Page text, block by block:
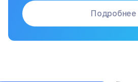
Подробнее